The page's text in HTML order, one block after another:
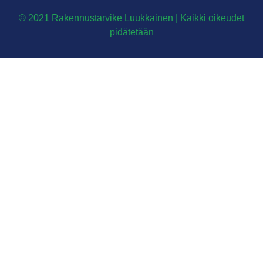
© 2021 Rakennustarvike Luukkainen | Kaikki oikeudet
pidätetään